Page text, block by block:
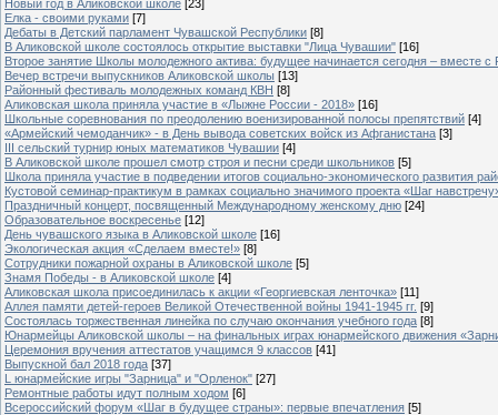
Новый год в Аликовской школе [23]
Елка - своими руками [7]
Дебаты в Детский парламент Чувашской Республики [8]
В Аликовской школе состоялось открытие выставки "Лица Чувашии" [16]
Второе занятие Школы молодежного актива: будущее начинается сегодня – вместе
Вечер встречи выпускников Аликовской школы [13]
Районный фестиваль молодежных команд КВН [8]
Аликовская школа приняла участие в «Лыжне России - 2018» [16]
Школьные соревнования по преодолению военизированной полосы препятствий [4]
«Армейский чемоданчик» - в День вывода советских войск из Афганистана [3]
III сельский турнир юных математиков Чувашии [4]
В Аликовской школе прошел смотр строя и песни среди школьников [5]
Школа приняла участие в подведении итогов социально-экономического развития
Кустовой семинар-практикум в рамках социально значимого проекта «Шаг
Праздничный концерт, посвященный Международному женскому дню [24]
Образовательное воскресенье [12]
День чувашского языка в Аликовской школе [16]
Экологическая акция «Сделаем вместе!» [8]
Сотрудники пожарной охраны в Аликовской школе [5]
Знамя Победы - в Аликовской школе [4]
Аликовская школа присоединилась к акции «Георгиевская ленточка» [11]
Аллея памяти детей-героев Великой Отечественной войны 1941-1945 гг. [9]
Cостоялась торжественная линейка по случаю окончания учебного года [8]
Юнармейцы Аликовской школы – на финальных играх юнармейского движения
Церемония вручения аттестатов учащимся 9 классов [41]
Выпускной бал 2018 года [37]
L юнармейские игры "Зарница" и "Орленок" [27]
Ремонтные работы идут полным ходом [6]
Всероссийский форум «Шаг в будущее страны»: первые впечатления [5]